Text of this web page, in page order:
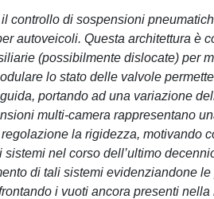
controllo di sospensioni
autoveicoli. Questa architettura è
(possibilmente dislocate) per
lo stato delle valvole
portando ad una variazione
multi-camera rappresentano
la rigidezza, motivando
nel corso dell’ultimo
di tali sistemi evidenziandone
i vuoti ancora presenti